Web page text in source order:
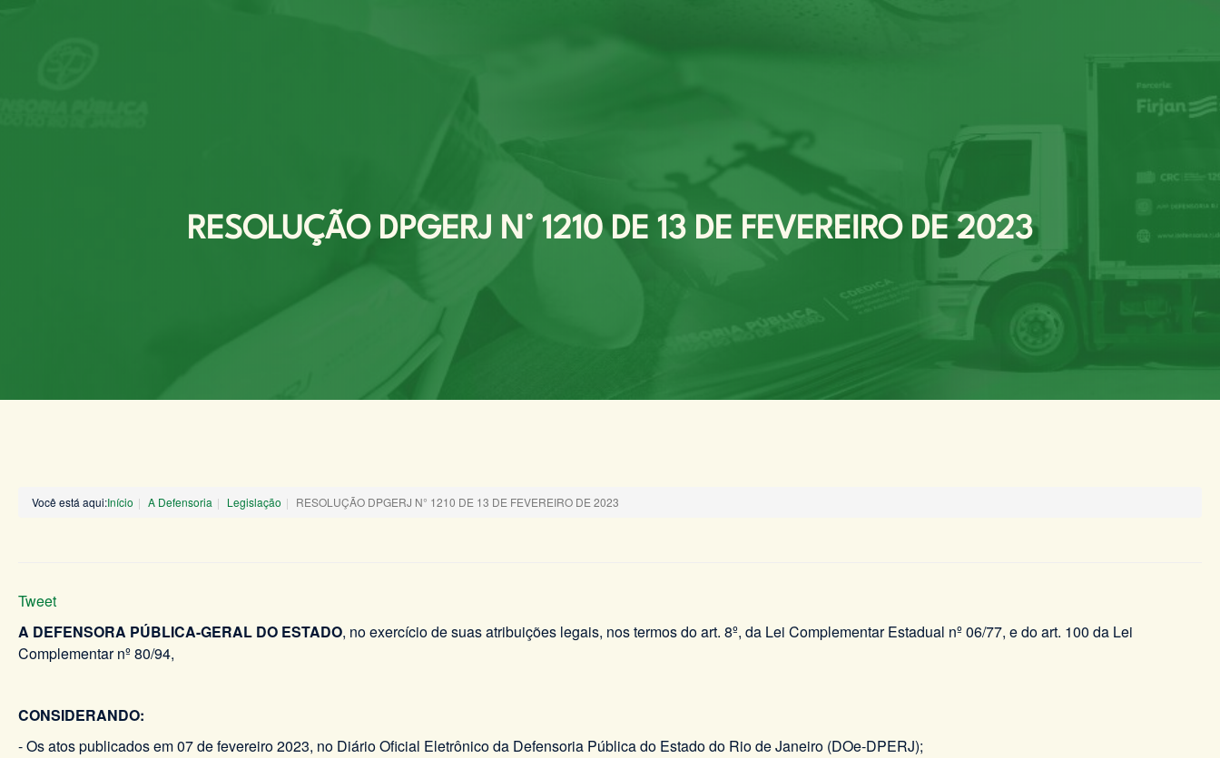
RESOLUÇÃO DPGERJ N° 1210 DE 13 DE FEVEREIRO DE 2023
Você está aqui:Início A Defensoria Legislação RESOLUÇÃO DPGERJ N° 1210 DE 13 DE FEVEREIRO DE 2023
Tweet
A DEFENSORA PÚBLICA-GERAL DO ESTADO, no exercício de suas atribuições legais, nos termos do art. 8º, da Lei Complementar Estadual nº 06/77, e do art. 100 da Lei
Complementar nº 80/94,
CONSIDERANDO:
- Os atos publicados em 07 de fevereiro 2023, no Diário Oficial Eletrônico da Defensoria Pública do Estado do Rio de Janeiro (DOe-DPERJ);